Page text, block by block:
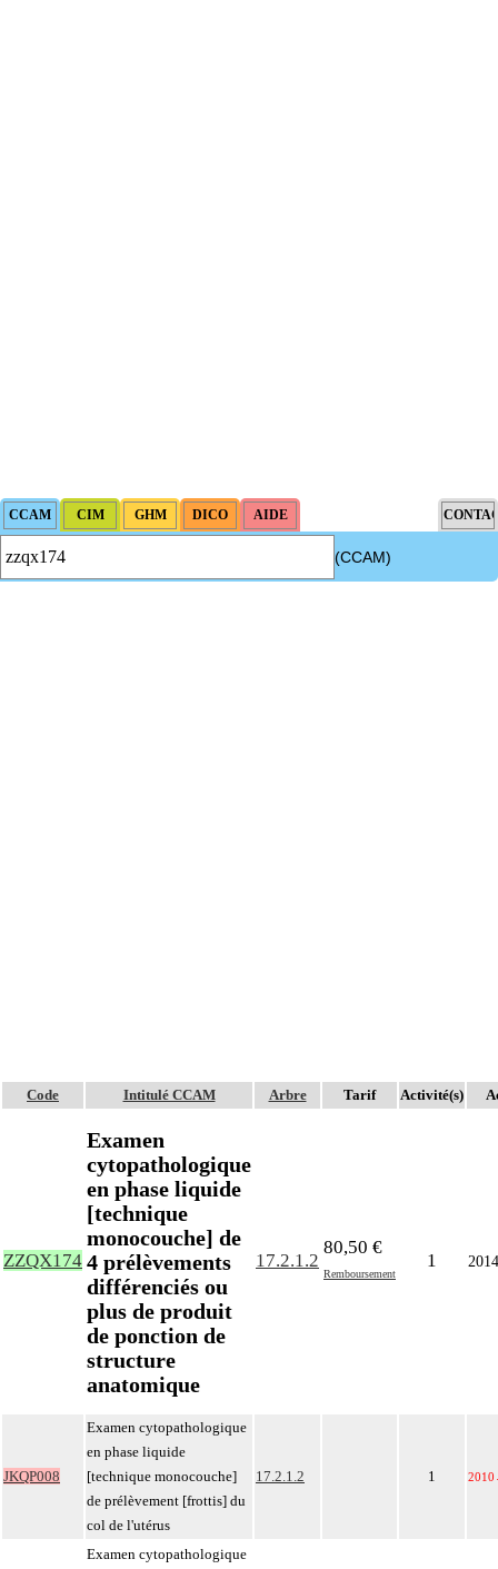
(CCAM)
Code Intitulé CCAM Arbre Tarif Activité(s)
ZZQX174
Examen
cytopathologique
en phase liquide
[technique
monocouche] de
4 prélèvements
différenciés ou
plus de produit
de ponction de
structure
anatomique
17.2.1.2
80,50 €
Remboursement
1 2014
JKQP008
Examen cytopathologique
en phase liquide
[technique monocouche]
de prélèvement [frottis] du
col de l'utérus
17.2.1.2 1 2010
Examen cytopathologique